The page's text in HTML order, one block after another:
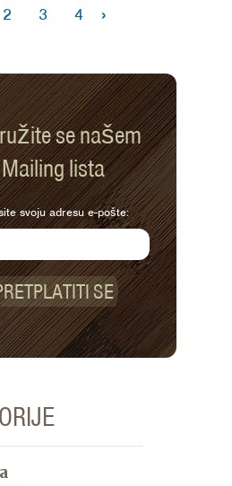
2 3 4 ›
se našem
Mailing lista
svoju adresu e-pošte:
SE